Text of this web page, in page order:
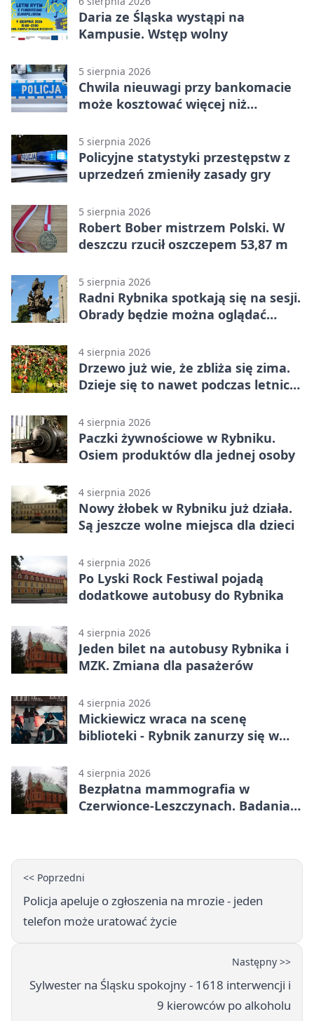
Daria ze Śląska wystąpi na
Kampusie. Wstęp wolny
5 sierpnia 2026
Chwila nieuwagi przy bankomacie
może kosztować więcej niż
5 sierpnia 2026
Policyjne statystyki przestępstw z
uprzedzeń zmieniły zasady gry
5 sierpnia 2026
Robert Bober mistrzem Polski. W
deszczu rzucił oszczepem 53,87 m
5 sierpnia 2026
Radni Rybnika spotkają się na sesji.
Obrady będzie można oglądać
4 sierpnia 2026
Drzewo już wie, że zbliża się zima.
Dzieje się to nawet podczas letnich
4 sierpnia 2026
Paczki żywnościowe w Rybniku.
Osiem produktów dla jednej osoby
4 sierpnia 2026
Nowy żłobek w Rybniku już działa.
Są jeszcze wolne miejsca dla dzieci
4 sierpnia 2026
Po Lyski Rock Festiwal pojadą
dodatkowe autobusy do Rybnika
4 sierpnia 2026
Jeden bilet na autobusy Rybnika i
MZK. Zmiana dla pasażerów
4 sierpnia 2026
Mickiewicz wraca na scenę
biblioteki - Rybnik zanurzy się w
4 sierpnia 2026
Bezpłatna mammografia w
Czerwionce-Leszczynach. Badania
<< Poprzedni
Policja apeluje o zgłoszenia na mrozie - jeden
telefon może uratować życie
Następny >>
Sylwester na Śląsku spokojny - 1618 interwencji i
9 kierowców po alkoholu